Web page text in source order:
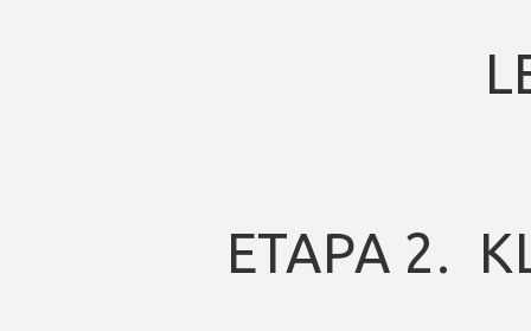
ETAPA 2.